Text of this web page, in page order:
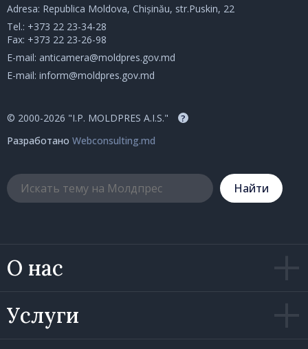
О нас
Услуги
Adresa: Republica Moldova, Chișinău, str.Puskin, 22
Tel.: +373 22 23-34-28
Fax: +373 22 23-26-98
E-mail: anticamera@moldpres.gov.md
E-mail: inform@moldpres.gov.md
© 2000-2026 "I.P. MOLDPRES A.I.S." ?
Разработано Webconsulting.md
Hайти